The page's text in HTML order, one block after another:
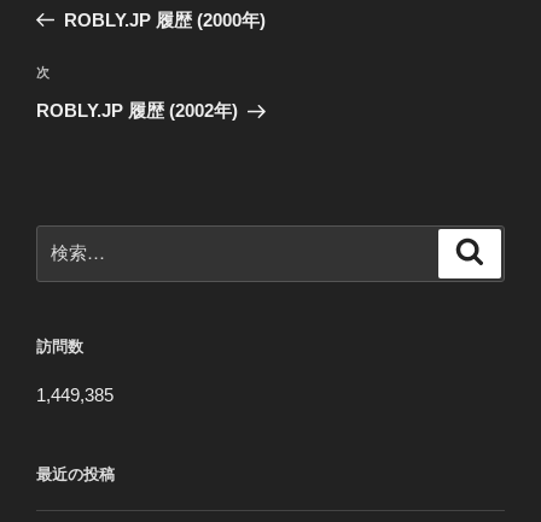
ビ
ゲ
ン
の
稿
ROBLY.JP 履歴 (2000年)
次
の
次
ROBLY.JP 履歴 (2002年)
索:
訪問数
1,449,385
最近の投稿